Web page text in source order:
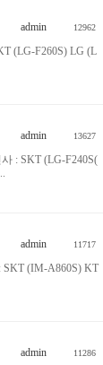
admin
12962
(LG-F260S) LG (L
admin
13627
: SKT (LG-F240S(
admin
11717
SKT (IM-A860S) KT
admin
11286